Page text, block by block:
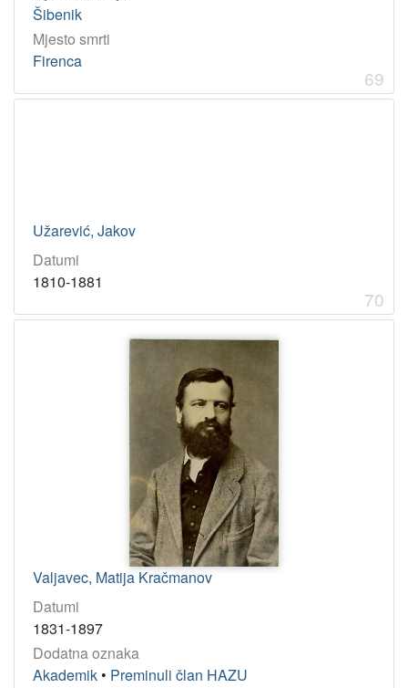
Šibenik
Mjesto smrti
Firenca
69
Užarević, Jakov
Datumi
1810-1881
70
Valjavec, Matija Kračmanov
Datumi
1831-1897
Dodatna oznaka
Akademik • Preminuli član HAZU